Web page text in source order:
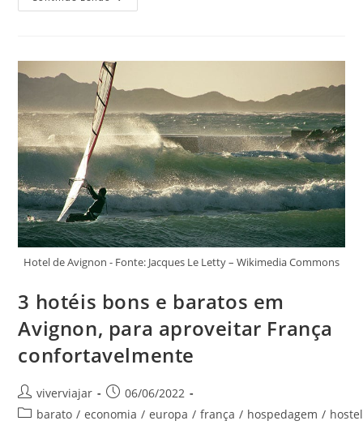
Que
Manchester?
Veja
Aqui
Se
Divertir
Sem
Gastar
Um
Tostão
Hotel de Avignon - Fonte: Jacques Le Letty – Wikimedia Commons
3 hotéis bons e baratos em
Avignon, para aproveitar França
confortavelmente
Autor
do
viverviajar
Post
publicado:
06/06/2022
Categoria
barato / economia / europa / frança / hospedagem / hostel